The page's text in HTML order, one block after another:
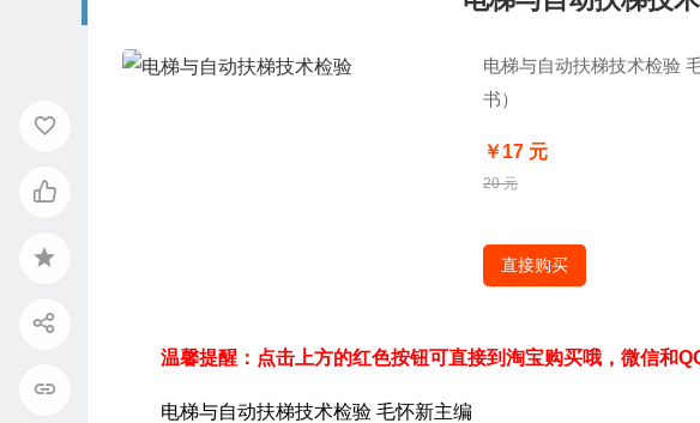
电梯与自动扶梯技术检验
书）
￥17 元
20 元
直接购买
温馨提醒：点击上方的红色按钮可直接到淘宝购买哦，微信和
电梯与自动扶梯技术检验 毛怀新主编